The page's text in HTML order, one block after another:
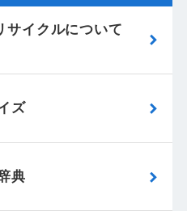
サイクルについて
ズ
典